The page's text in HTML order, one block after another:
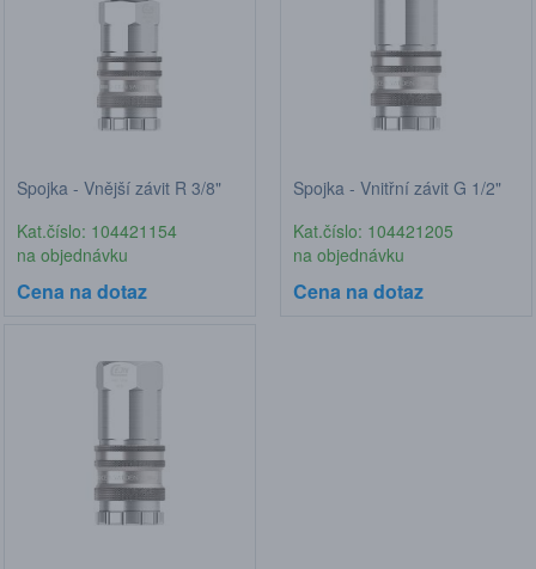
Spojka - Vnější závit R 3/8"
Kat.číslo: 104421154
na objednávku
Cena na dotaz
Spojka - Vnitřní závit G 1/2"
Kat.číslo: 104421205
na objednávku
Cena na dotaz